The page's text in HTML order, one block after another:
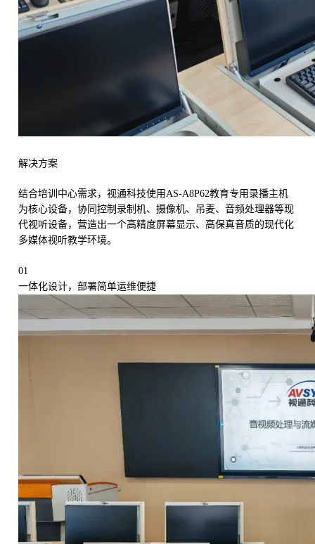
解决方案
结合培训中心需求，视通科技使用AS-A8P62教育专用录播主机
为核心设备，协同控制录制机、摄像机、吊麦、音频处理器等现
代视听设备，营造出一个高精度屏幕显示、高保真音质的现代化
多媒体视听教学环境。
01
一体化设计，部署简单运维便捷